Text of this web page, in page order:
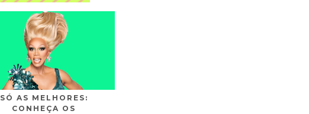
SÓ AS MELHORES:
CONHEÇA OS